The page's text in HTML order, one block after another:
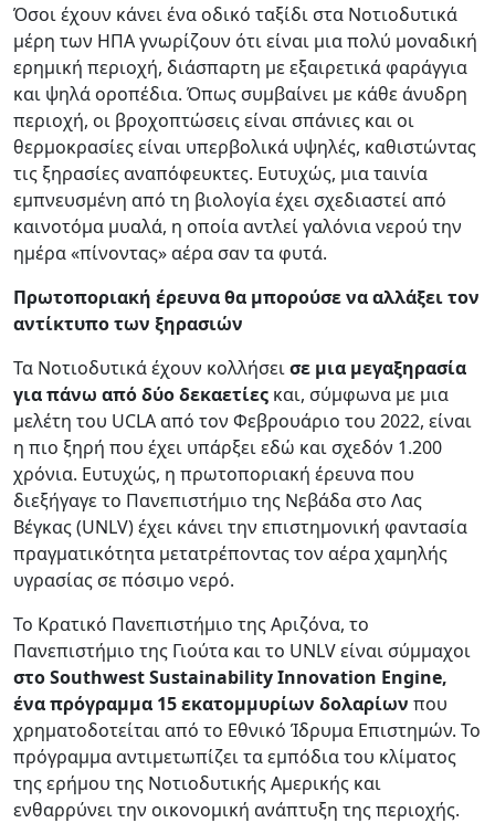
Όσοι έχουν κάνει ένα οδικό ταξίδι στα Νοτιοδυτικά
μέρη των ΗΠΑ γνωρίζουν ότι είναι μια πολύ μοναδική
ερημική περιοχή, διάσπαρτη με εξαιρετικά φαράγγια
και ψηλά οροπέδια. Όπως συμβαίνει με κάθε άνυδρη
περιοχή, οι βροχοπτώσεις είναι σπάνιες και οι
θερμοκρασίες είναι υπερβολικά υψηλές, καθιστώντας
τις ξηρασίες αναπόφευκτες. Ευτυχώς, μια ταινία
εμπνευσμένη από τη βιολογία έχει σχεδιαστεί από
καινοτόμα μυαλά, η οποία αντλεί γαλόνια νερού την
ημέρα «πίνοντας» αέρα σαν τα φυτά.
Πρωτοποριακή έρευνα θα μπορούσε να αλλάξει τον
αντίκτυπο των ξηρασιών
Τα Νοτιοδυτικά έχουν κολλήσεισε μια μεγαξηρασία
για πάνω από δύο δεκαετίες και, σύμφωνα με μια
μελέτη του UCLA από τον Φεβρουάριο του 2022, είναι
η πιο ξηρή που έχει υπάρξει εδώ και σχεδόν 1.200
χρόνια. Ευτυχώς, η πρωτοποριακή έρευνα που
διεξήγαγε το Πανεπιστήμιο της Νεβάδα στο Λας
Βέγκας (UNLV) έχει κάνει την επιστημονική φαντασία
πραγματικότητα μετατρέποντας τον αέρα χαμηλής
υγρασίας σε πόσιμο νερό.
Το Κρατικό Πανεπιστήμιο της Αριζόνα, το
Πανεπιστήμιο της Γιούτα και το UNLV είναι σύμμαχοι
στο Southwest Sustainability Innovation Engine,
ένα πρόγραμμα 15 εκατομμυρίων δολαρίων που
χρηματοδοτείται από το Εθνικό Ίδρυμα Επιστημών. Το
πρόγραμμα αντιμετωπίζει τα εμπόδια του κλίματος
της ερήμου της Νοτιοδυτικής Αμερικής και
ενθαρρύνει την οικονομική ανάπτυξη της περιοχής.